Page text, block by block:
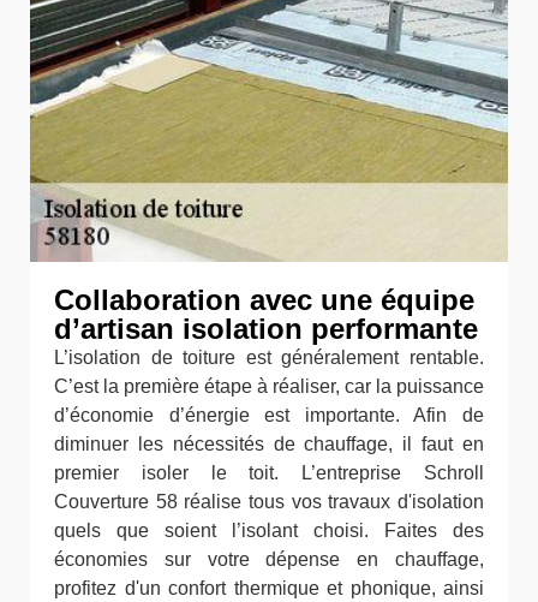
Collaboration avec une équipe
d’artisan isolation performante
L’isolation de toiture est généralement rentable.
C’est la première étape à réaliser, car la puissance
d’économie d’énergie est importante. Afin de
diminuer les nécessités de chauffage, il faut en
premier isoler le toit. L’entreprise Schroll
Couverture 58 réalise tous vos travaux d'isolation
quels que soient l’isolant choisi. Faites des
économies sur votre dépense en chauffage,
profitez d'un confort thermique et phonique, ainsi